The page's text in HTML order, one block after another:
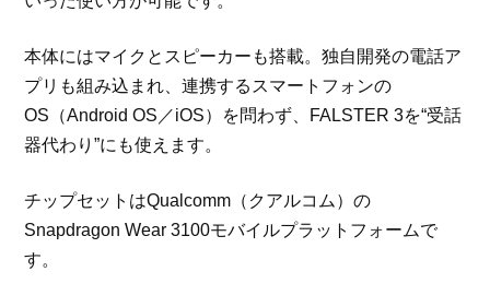
本体にはマイクとスピーカーも搭載。独自開発の電話ア
プリも組み込まれ、連携するスマートフォンの
OS（Android OS／iOS）を問わず、FALSTER 3を“受話
器代わり”にも使えます。
チップセットはQualcomm（クアルコム）の
Snapdragon Wear 3100モバイルプラットフォームで
す。